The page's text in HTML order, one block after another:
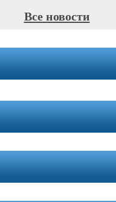
Все новости